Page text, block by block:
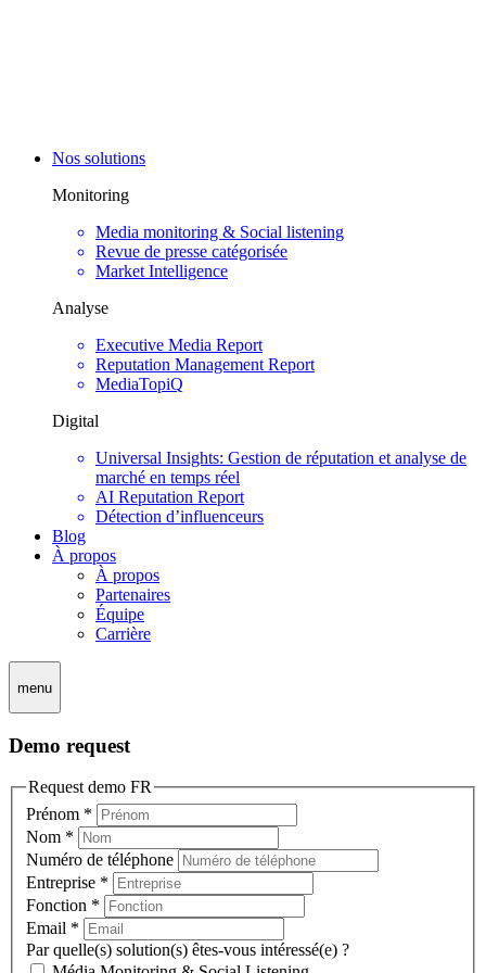
Nos solutions
Monitoring
Media monitoring & Social listening
Revue de presse catégorisée
Market Intelligence
Analyse
Executive Media Report
Reputation Management Report
MediaTopiQ
Digital
Universal Insights: Gestion de réputation et analyse de
marché en temps réel
AI Reputation Report
Détection d’influenceurs
Blog
À propos
À propos
Partenaires
Équipe
Carrière
menu
Demo request
Request demo FR
Prénom *
Nom *
Numéro de téléphone
Entreprise *
Fonction *
Email *
Par quelle(s) solution(s) êtes-vous intéressé(e) ?